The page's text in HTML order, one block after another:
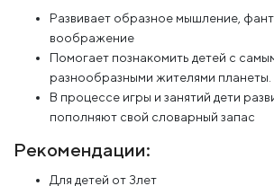
Развивает образное мышление,
воображение
Помогает познакомить детей с
разнообразными жителями планеты.
В процессе игры и занятий дети
пополняют свой словарный запас
Рекомендации:
Для детей от 3лет